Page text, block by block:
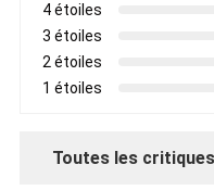
4 étoiles
3 étoiles
2 étoiles
1 étoiles
Toutes les critiques